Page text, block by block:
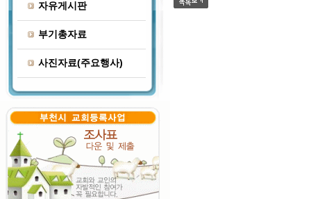
자유게시판
부기총자료
사진자료(주요행사)